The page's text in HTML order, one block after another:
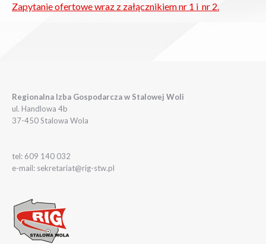
Zapytanie ofertowe wraz z załącznikiem nr 1 i nr 2.
Regionalna Izba Gospodarcza w Stalowej Woli
ul. Handlowa 4b
37-450 Stalowa Wola
tel: 609 140 032
e-mail: sekretariat@rig-stw.pl